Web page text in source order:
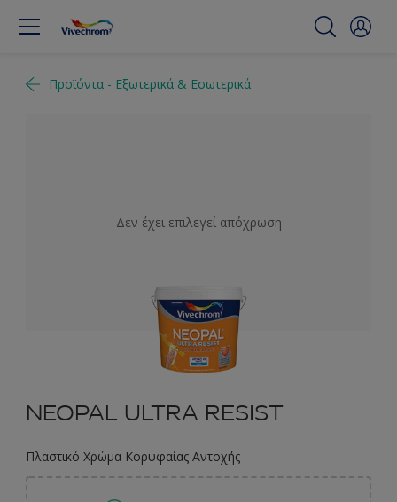
Προϊόντα - Εξωτερικά & Εσωτερικά
Δεν έχει επιλεγεί απόχρωση
NEOPAL ULTRA RESIST
Πλαστικό Χρώμα Κορυφαίας Αντοχής